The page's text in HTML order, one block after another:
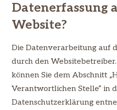
Datenerfassung
Website?
Die Datenverarbeitung auf
durch den
können Sie dem Abschnitt
Verantwortlichen Stelle“ in
Datenschutzerklärung